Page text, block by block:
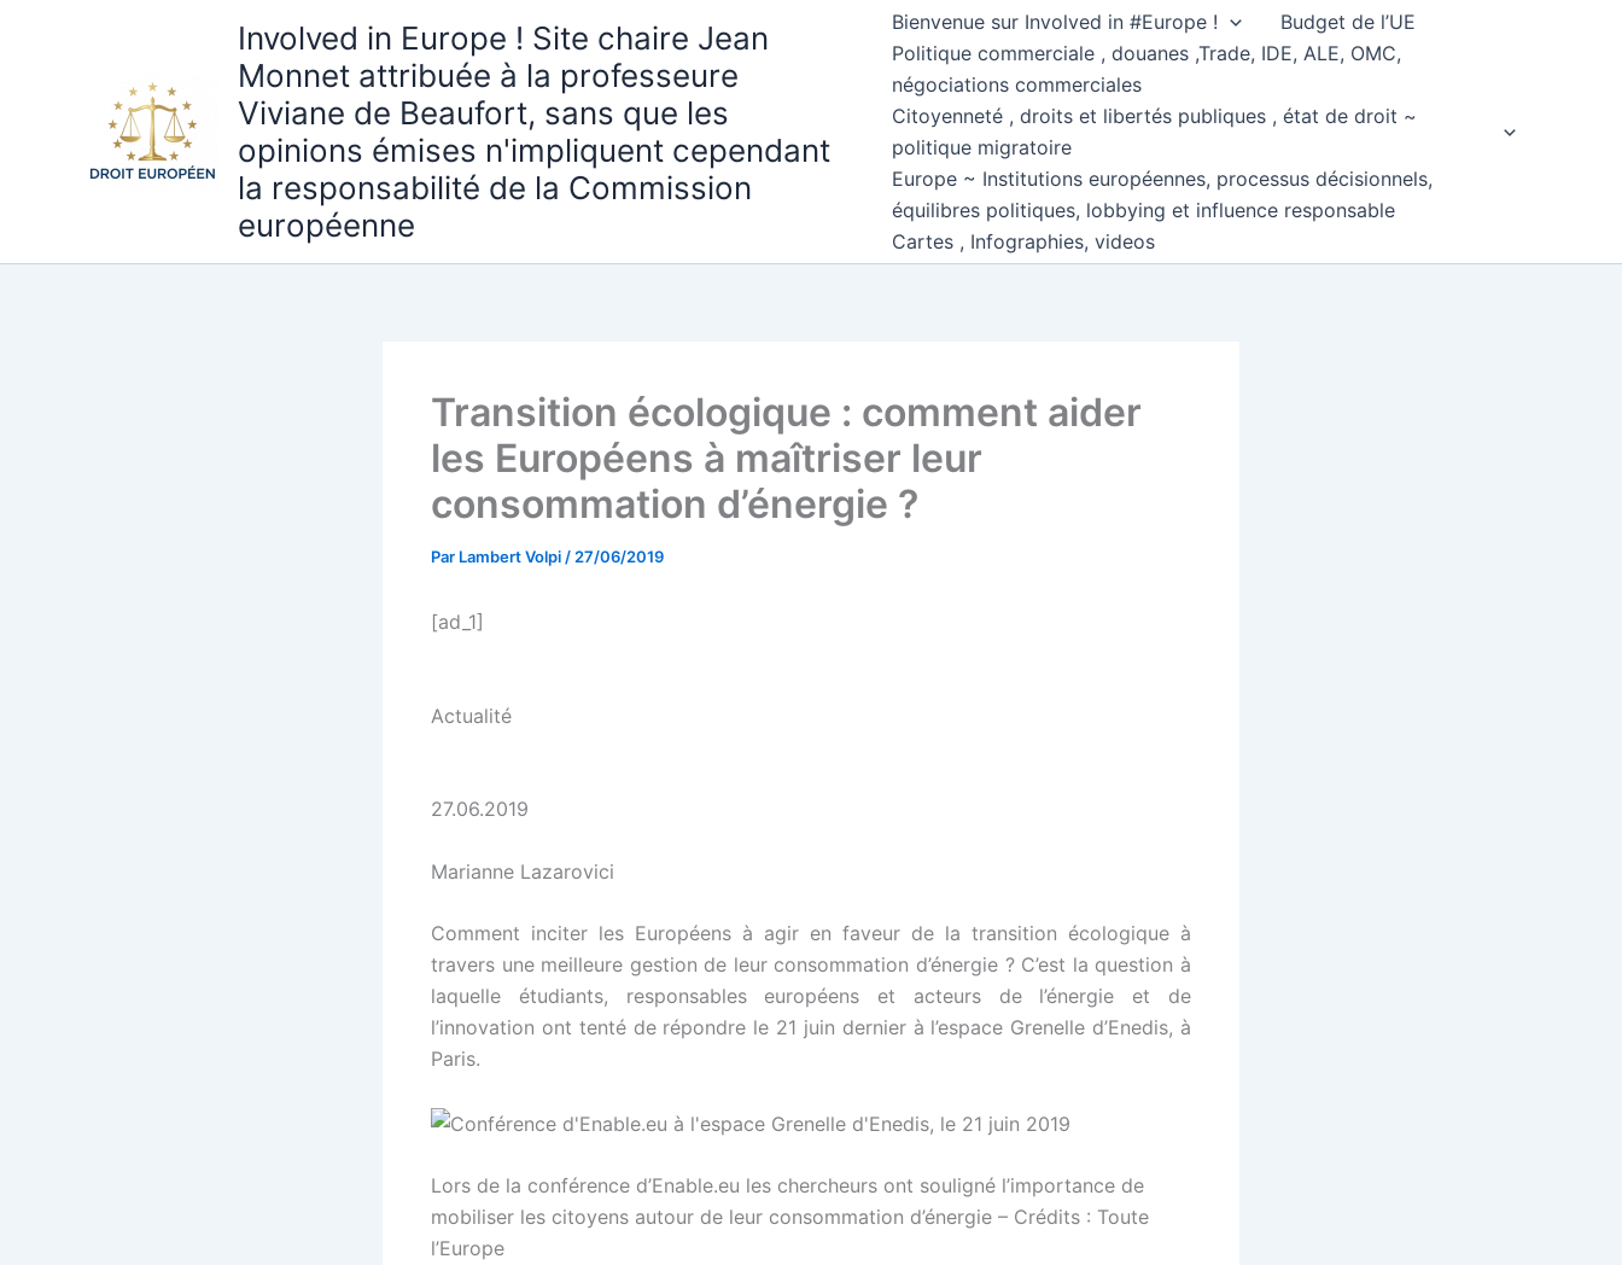
Involved in Europe ! Site chaire Jean
Monnet attribuée à la professeure
Viviane de Beaufort, sans que les
opinions émises n'impliquent cependant
la responsabilité de la Commission
européenne
Bienvenue sur Involved in #Europe !
Budget de l’UE
Politique commerciale , douanes ,Trade, IDE, ALE, OMC,
négociations commerciales
Citoyenneté , droits et libertés publiques , état de droit ~
politique migratoire
Europe ~ Institutions européennes, processus décisionnels,
équilibres politiques, lobbying et influence responsable
Cartes , Infographies, videos
Transition écologique : comment aider
les Européens à maîtriser leur
consommation d’énergie ?
Par Lambert Volpi / 27/06/2019
[ad_1]
Actualité
27.06.2019
Marianne Lazarovici
Comment inciter les Européens à agir en faveur de la transition écologique à
travers une meilleure gestion de leur consommation d’énergie ? C’est la question à
laquelle étudiants, responsables européens et acteurs de l’énergie et de
l’innovation ont tenté de répondre le 21 juin dernier à l’espace Grenelle d’Enedis, à
Paris.
Lors de la conférence d’Enable.eu les chercheurs ont souligné l’importance de
mobiliser les citoyens autour de leur consommation d’énergie – Crédits : Toute
l’Europe